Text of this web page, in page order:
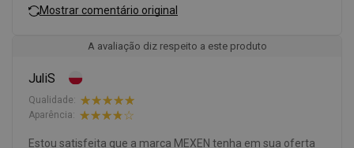
Mostrar comentário original
A avaliação diz respeito a este produto
JuliS
Qualidade:
Aparência:
Estou satisfeita que a marca MEXEN tenha em sua oferta